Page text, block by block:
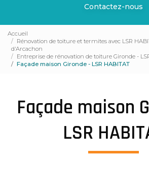
Contactez-nous
Accueil
Rénovation de toiture et termites avec LSR
d'Arcachon
Entreprise de rénovation de toiture Gironde -
Façade maison Gironde - LSR HABITAT
Façade maison
LSR